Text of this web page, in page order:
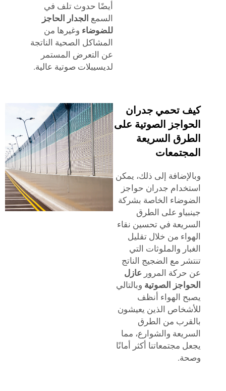
أيضًا حدوث تلف في
السمعالجدار الحاجز
للضوضاءوغيرها من
المشاكل الصحية الناتجة
عن التعرض المستمر
لديسيبلات صوتية عالية.
كيف تحمي جدران
الحواجز الصوتية على
الطرق السريعة
المجتمعات
وبالإضافة إلى ذلك، يمكن
استخدام جدران حواجز
الضوضاء الخاصة بشركة
جينبياو على الطرق
السريعة في تحسين نقاء
الهواء من خلال تقليل
الغبار والملوثات التي
تنتشر مع الضجيج الناتج
عن حركة المرور عازل
الحواجز الصوتيةوبالتالي
يصبح الهواء أنظف
للأشخاص الذين يعيشون
بالقرب من الطرق
السريعة والشوارع، مما
يجعل مجتمعاتنا أكثر أمانًا
وصحة.